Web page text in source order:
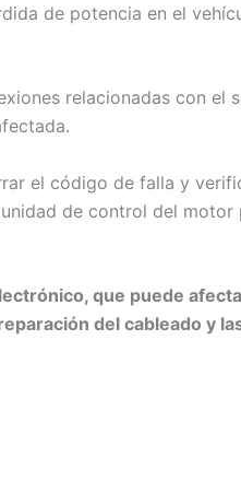
de potencia en el
relacionadas con el
el código de falla y
de control del motor
que puede
del cableado y